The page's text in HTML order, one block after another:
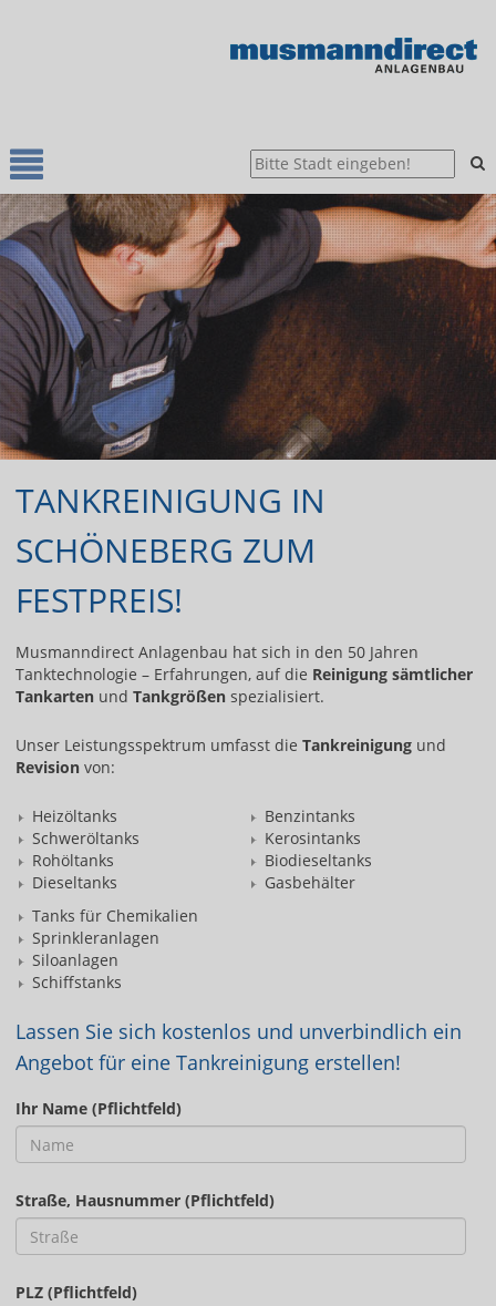
TANKREINIGUNG IN
SCHÖNEBERG ZUM
FESTPREIS!
Musmanndirect Anlagenbau hat sich in den 50 Jahren
Tanktechnologie – Erfahrungen, auf die Reinigung sämtlicher
Tankarten und Tankgrößen spezialisiert.
Unser Leistungsspektrum umfasst die Tankreinigung und
Revision von:
Heizöltanks
Schweröltanks
Rohöltanks
Dieseltanks
Benzintanks
Kerosintanks
Biodieseltanks
Gasbehälter
Tanks für Chemikalien
Sprinkleranlagen
Siloanlagen
Schiffstanks
Lassen Sie sich kostenlos und unverbindlich ein
Angebot für eine Tankreinigung erstellen!
Ihr Name (Pflichtfeld)
Straße, Hausnummer (Pflichtfeld)
PLZ (Pflichtfeld)